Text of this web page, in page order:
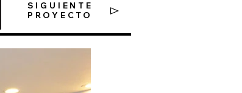
SIGUIENTE
PROYECTO